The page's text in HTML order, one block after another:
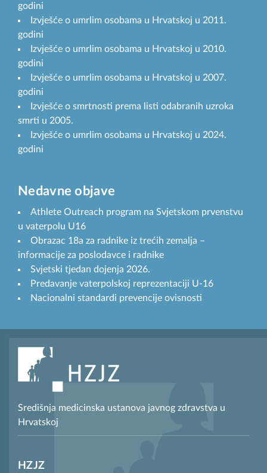
godini
Izvješće o umrlim osobama u Hrvatskoj u 2011.
godini
Izvješće o umrlim osobama u Hrvatskoj u 2010.
godini
Izvješće o umrlim osobama u Hrvatskoj u 2007.
godini
Izvješće o smrtnosti prema listi odabranih uzroka
smrti u 2005.
Izvješće o umrlim osobama u Hrvatskoj u 2024.
godini
Nedavne objave
Athlete Outreach program na Svjetskom prvenstvu
u vaterpolu U16
Obrazac 18a za radnike iz trećih zemalja –
informacije za poslodavce i radnike
Svjetski tjedan dojenja 2026.
Predavanje vaterpolskoj reprezentaciji U-16
Nacionalni standardi prevencije ovisnosti
Središnja medicinska ustanova javnog zdravstva u
Hrvatskoj
HZJZ